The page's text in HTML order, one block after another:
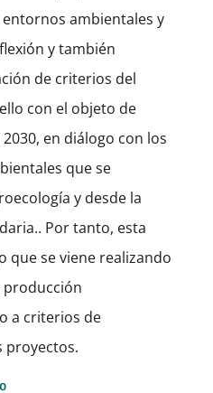
ambientales y
y también
de criterios del
con el objeto de
en diálogo con los
que se
y desde la
Por tanto, esta
que se viene realizando
producción
a criterios de
proyectos.